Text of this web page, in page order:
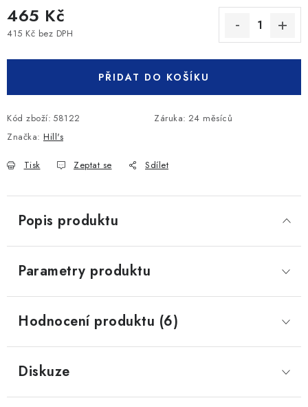
465 Kč
415 Kč bez DPH
PŘIDAT DO KOŠÍKU
Kód zboží: 58122 Záruka: 24 měsíců
Značka: Hill's
Tisk Zeptat se Sdílet
Popis produktu
Parametry produktu
Hodnocení produktu (6)
Diskuze